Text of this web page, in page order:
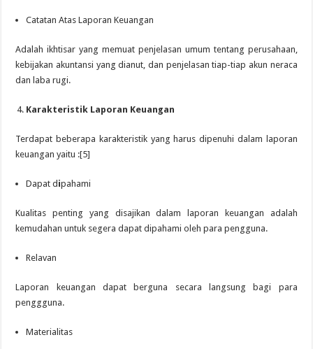
Catatan Atas Laporan Keuangan
Adalah ikhtisar yang memuat penjelasan umum tentang perusahaan,
kebijakan akuntansi yang dianut, dan penjelasan tiap-tiap akun neraca
dan laba rugi.
Karakteristik Laporan Keuangan
Terdapat beberapa karakteristik yang harus dipenuhi dalam laporan
keuangan yaitu :[5]
Dapat d ipahami
Kualitas penting yang disajikan dalam laporan keuangan adalah
kemudahan untuk segera dapat dipahami oleh para pengguna.
Relavan
Laporan keuangan dapat berguna secara langsung bagi para
penggguna.
Materialitas